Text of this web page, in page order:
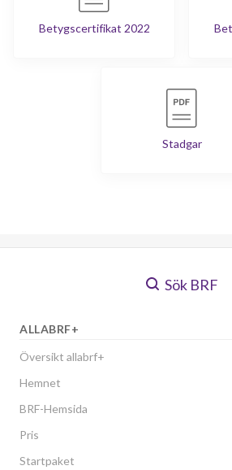
Betygscertifikat 2022
Stadgar
Sök BRF
ALLABRF+
Översikt allabrf+
Hemnet
BRF-Hemsida
Pris
Startpaket